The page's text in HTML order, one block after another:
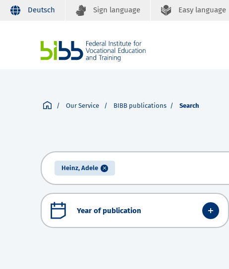
Deutsch Sign language Easy language
Our Service BIBB publications Search
Heinz, Adele
Year of publication